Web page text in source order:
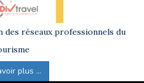
des réseaux professionnels du
plus ...